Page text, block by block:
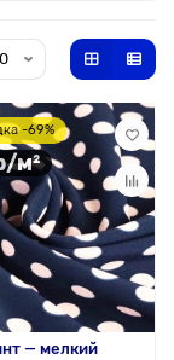
-69%
м²
— мелкий